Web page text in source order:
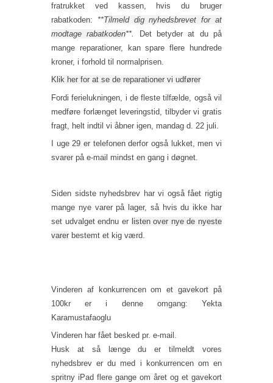
fratrukket ved kassen, hvis du bruger
rabatkoden: **Tilmeld dig nyhedsbrevet for at
modtage rabatkoden**. Det betyder at du på
mange reparationer, kan spare flere hundrede
kroner, i forhold til normalprisen.
Klik her for at se de reparationer vi udfører
Fordi ferielukningen, i de fleste tilfælde, også vil
medføre forlænget leveringstid, tilbyder vi gratis
fragt, helt indtil vi åbner igen, mandag d. 22 juli.
I uge 29 er telefonen derfor også lukket, men vi
svarer på e-mail mindst en gang i døgnet.
Siden sidste nyhedsbrev har vi også fået rigtig
mange nye varer på lager, så hvis du ikke har
set udvalget endnu er listen over nye de nyeste
varer bestemt et kig værd.
Vinderen af konkurrencen om et gavekort på
100kr er i denne omgang: Yekta
Karamustafaoglu
Vinderen har fået besked pr. e-mail.
Husk at så længe du er tilmeldt vores
nyhedsbrev er du med i konkurrencen om en
spritny iPad flere gange om året og et gavekort